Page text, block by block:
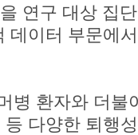
연구 대상 집
데이터 부문에
병 환자와 더불
다양한 퇴행